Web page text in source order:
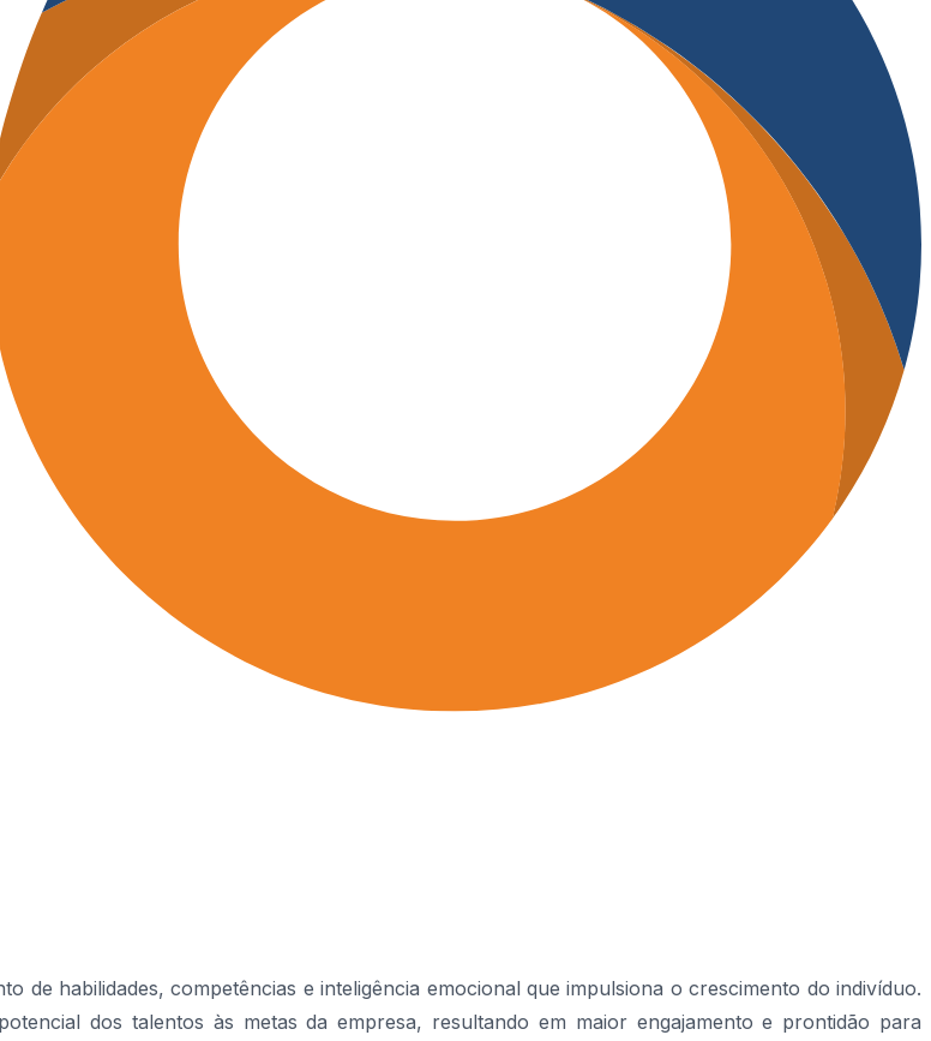
de habilidades, competências e inteligência emocional que impulsiona o crescimento do indivíduo.
dos talentos às metas da empresa, resultando em maior engajamento e prontidão para